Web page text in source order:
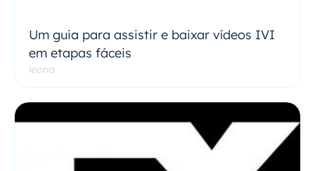
Um guia para assistir e baixar vídeos IVI
em etapas fáceis
leona